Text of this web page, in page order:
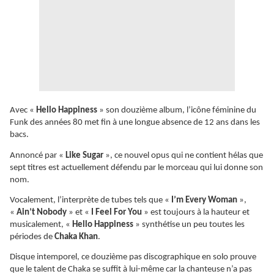
Avec « Hello Happiness » son douzième album, l’icône féminine du
Funk des années 80 met fin à une longue absence de 12 ans dans les
bacs.
Annoncé par « Like Sugar », ce nouvel opus qui ne contient hélas que
sept titres est actuellement défendu par le morceau qui lui donne son
nom.
Vocalement, l’interprète de tubes tels que « I’m Every Woman »,
« Ain’t Nobody » et « I Feel For You » est toujours à la hauteur et
musicalement, « Hello Happiness » synthétise un peu toutes les
périodes de Chaka Khan.
Disque intemporel, ce douzième pas discographique en solo prouve
que le talent de Chaka se suffit à lui-même car la chanteuse n’a pas